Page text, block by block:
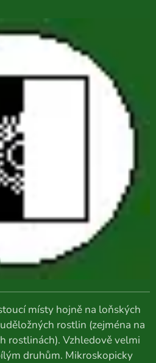
místy hojně na loňských
rostlin (zejména na
rostlinách). Vzhledově velmi
druhům. Mikroskopicky